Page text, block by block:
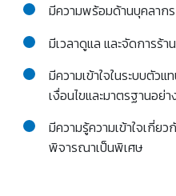
มีความพร้อมด้านบุคลากร
มีเวลาดูแล และจัดการร้าน
มีความเข้าใจในระบบตั
เงื่อนไขและมาตรฐานอย่
มีความรู้ความเข้าใจเกี่
พิจารณาเป็นพิเศษ